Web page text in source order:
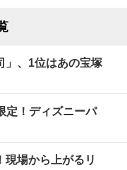
」、1位はあの宝塚
定！ディズニーパ
現場から上がるリ